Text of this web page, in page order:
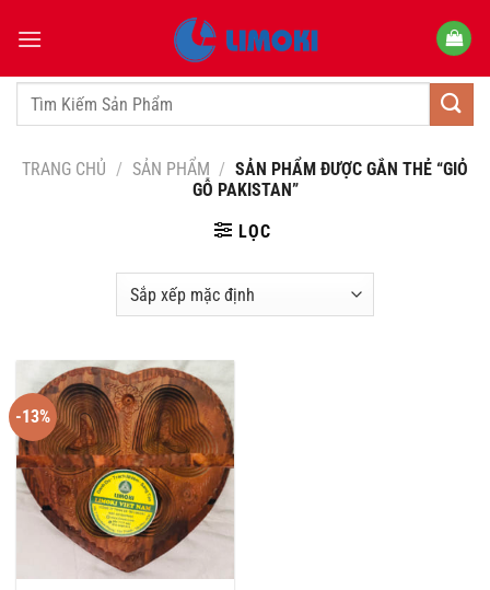
qua
dungTìm
TRANG CHỦ / SẢN PHẨM / SẢN PHẨM ĐƯỢC GẮN THẺ “GIỎ
GỖ PAKISTAN”
LỌC
-13%